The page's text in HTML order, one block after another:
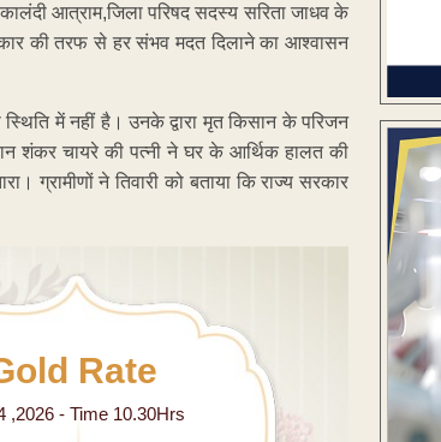
आत्राम,जिला परिषद सदस्य सरिता जाधव के
की तरफ से हर संभव मदत दिलाने का आश्वासन
में नहीं है। उनके द्वारा मृत किसान के परिजन
शंकर चायरे की पत्नी ने घर के आर्थिक हालत की
ग्रामीणों ने तिवारी को बताया कि राज्य सरकार
Rate
,2026 - Time 10.30Hrs